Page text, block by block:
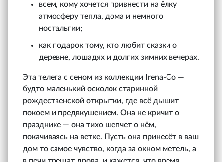
всем, кому хочется привнести на ёлку
атмосферу тепла, дома и немного
ностальгии;
как подарок тому, кто любит сказки о
деревне, лошадях и долгих зимних вечерах.
Эта телега с сеном из коллекции Irena‑Co —
будто маленький осколок старинной
рождественской открытки, где всё дышит
покоем и предвкушением. Она не кричит о
празднике — она тихо шепчет о нём,
покачиваясь на ветке. Пусть она принесёт в ваш
дом то самое чувство, когда за окном метель, а